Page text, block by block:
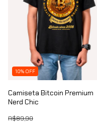
10% OFF
Camiseta Bitcoin Premium
Nerd Chic
R$89,90